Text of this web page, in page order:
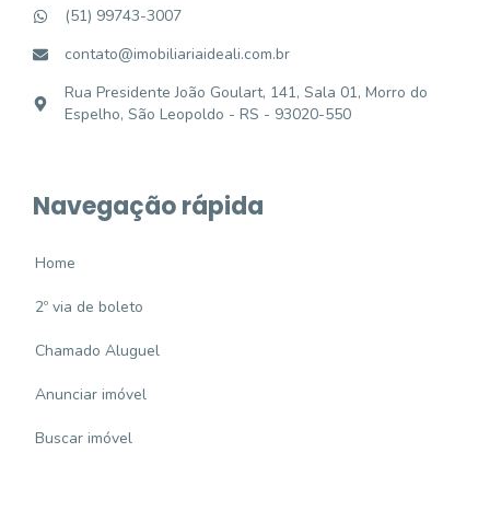
(51) 99743-3007
contato@imobiliariaideali.com.br
Rua Presidente João Goulart, 141, Sala 01, Morro do
Espelho, São Leopoldo - RS - 93020-550
Navegação rápida
Home
2º via de boleto
Chamado Aluguel
Anunciar imóvel
Buscar imóvel